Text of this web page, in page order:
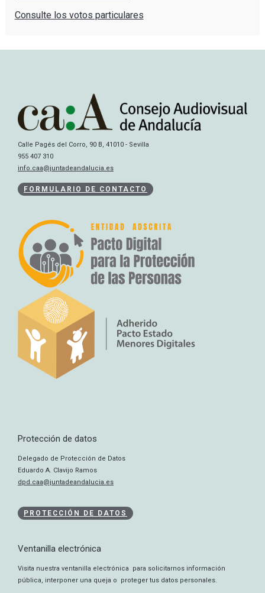
Consulte los votos particulares
Calle Pagés del Corro, 90 B, 41010 - Sevilla
955 407 310
info.caa@juntadeandalucia.es
FORMULARIO DE CONTACTO
Protección de datos
Delegado de Protección de Datos
Eduardo A. Clavijo Ramos
dpd.caa@juntadeandalucia.es
PROTECCIÓN DE DATOS
Ventanilla electrónica
Visita nuestra ventanilla electrónica para solicitarnos información
pública, interponer una queja o proteger tus datos personales.